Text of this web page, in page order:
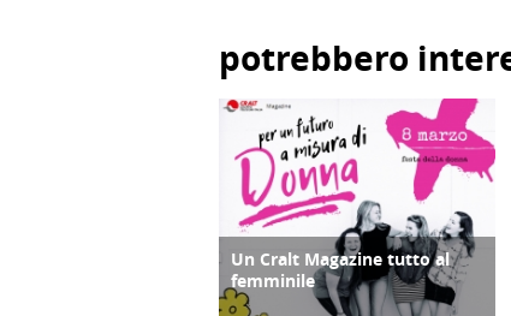
potrebbero
COPERTINA
Un Cralt Magazine tutto al
femminile